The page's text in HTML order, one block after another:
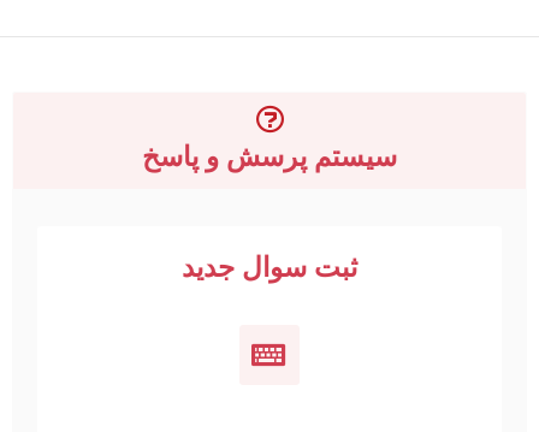
سیستم پرسش و پاسخ
ثبت سوال جدید